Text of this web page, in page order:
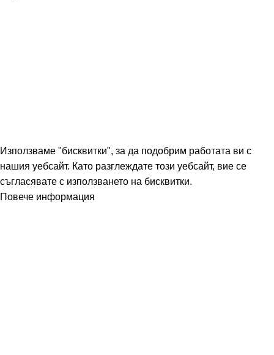
Използваме "бисквитки", за да подобрим работата ви с
нашия уебсайт. Като разглеждате този уебсайт, вие се
съгласявате с използването на бисквитки.
Повече информация